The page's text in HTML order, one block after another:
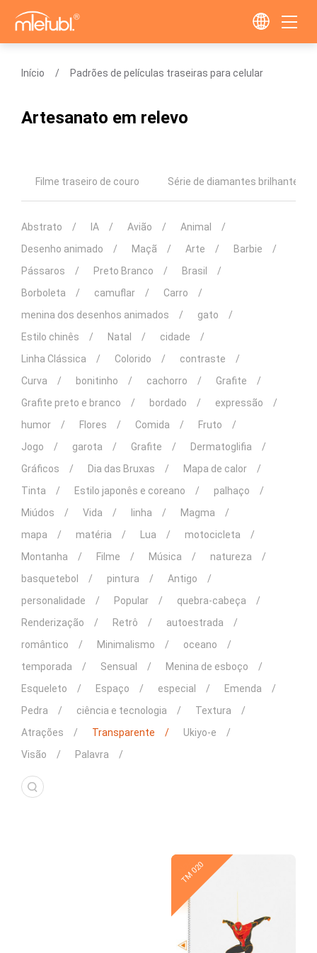
Início Padrões de películas traseiras para celular
Artesanato em relevo
Filme traseiro de couro Série de diamantes brilhantes
Abstrato IA Avião
Animal
Desenho animado
Maçã Arte
Barbie
Pássaros
Preto Branco
Brasil
Borboleta
camuflar
Carro
menina dos desenhos animados
gato
Estilo chinês
Natal
cidade
Linha Clássica
Colorido
contraste
Curva
bonitinho cachorro
Grafite
Grafite preto e branco
bordado
expressão
humor
Flores Comida
Fruto
Jogo
garota Grafite
Dermatoglifia
Gráficos
Dia das Bruxas
Mapa de calor
Tinta
Estilo japonês e coreano
palhaço
Miúdos
Vida linha
Magma
mapa
matéria Lua
motocicleta
Montanha
Filme Música
natureza
basquetebol
pintura
Antigo
personalidade
Popular
quebra-cabeça
Renderização
Retrô
autoestrada
romântico
Minimalismo
oceano
temporada
Sensual
Menina de esboço
Esqueleto
Espaço especial
Emenda
Pedra
ciência e tecnologia
Textura
Atrações
Transparente
Ukiyo-e
Visão
Palavra
Novo
TM 020